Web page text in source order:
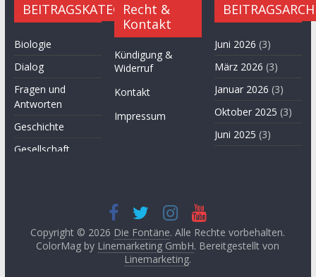
BEITRAGSKATEGORIEN
Biologie
Dialog
Fragen und
Antworten
Geschichte
Gesellschaft
Leitartikel von
Fethullah Gülen
Recht &
Kontakt
Kündigung &
Widerruf
Kontakt
Impressum
Juni 2026 (3)
März 2026 (3)
Januar 2026 (3)
Oktober 2025 (3)
Juni 2025 (3)
2024(3)
Juni 2024(3)
Copyright © 2026 Die Fontäne. Alle Rechte vorbehalten.
ColorMag by Linemarketing GmbH. Bereitgestellt von
Linemarketing.